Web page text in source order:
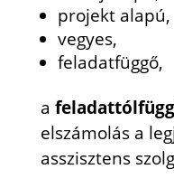
projekt alapú,
vegyes,
feladatfüggő,
a
elszámolás a
asszisztens